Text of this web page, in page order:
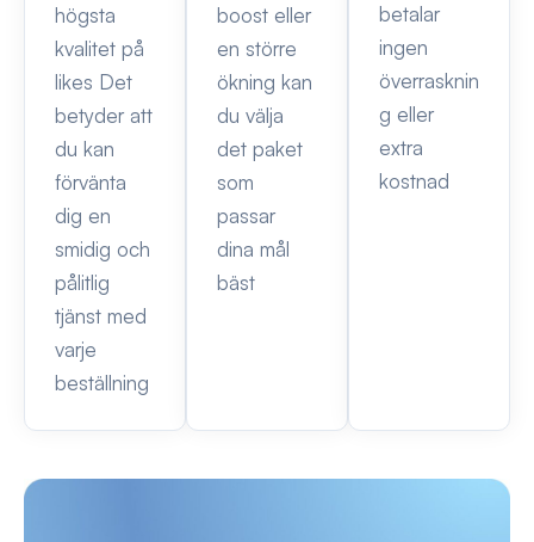
högsta
kvalitet på
likes Det
betyder att
du kan
förvänta
dig en
smidig och
pålitlig
tjänst med
varje
beställning
boost eller
en större
ökning kan
du välja
det paket
som
passar
dina mål
bäst
betalar
ingen
överrasknin
g eller
extra
kostnad